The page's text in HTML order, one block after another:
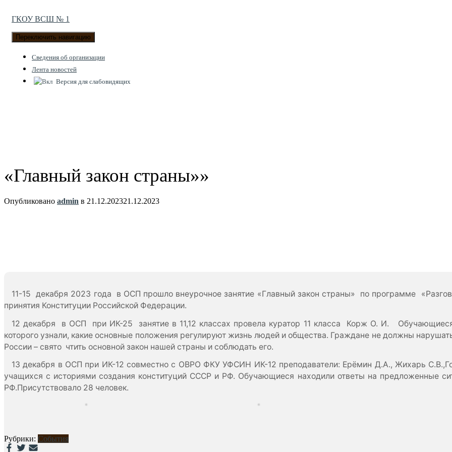
ГКОУ ВСШ № 1
Переключить навигацию
Cведения об организации
Лента новостей
Версия для слабовидящих
«Главный закон страны»»
Опубликовано admin в 21.12.202321.12.2023
11-15 декабря 2023 года в ОСП прошло внеурочное занятие «Главный закон страны» по программе
принятия Конституции Российской Федерации.
12 декабря в ОСП при ИК-25 занятие в 11,12 классах провела куратор 11 класса Корж О. И.
которого узнали, какие основные положения регулируют жизнь людей и общества. Граждане не должны
России – свято чтить основной закон нашей страны и соблюдать его.
13 декабря в ОСП при ИК-12 совместно с ОВРО ФКУ УФСИН ИК-12 преподаватели: Ерёмин Д.А., Жихарь
учащихся с историями создания конституций СССР и РФ. Обучающиеся находили ответы на предложенные
РФ.Присутствовало 28 человек.
Рубрики: События